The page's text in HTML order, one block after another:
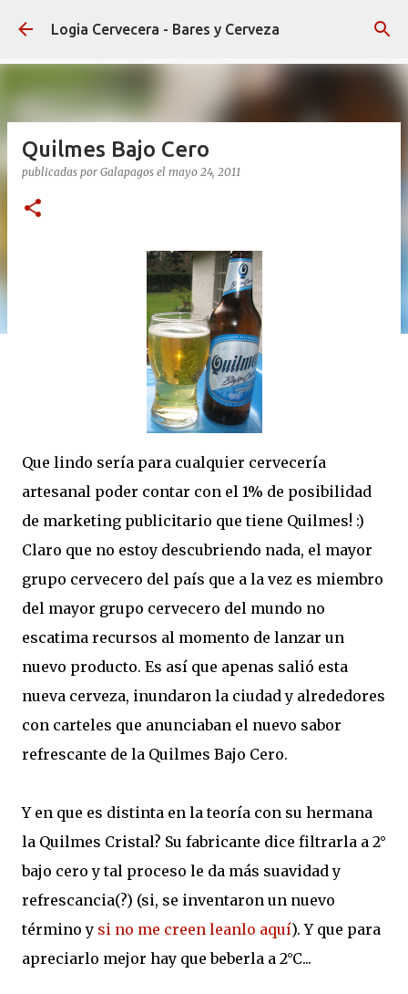
Ir al contenido principal
Logia Cervecera - Bares y Cerveza
Quilmes Bajo Cero
publicadas por Galapagos el mayo 24, 2011
Que lindo sería para cualquier cervecería
artesanal poder contar con el 1% de posibilidad
de marketing publicitario que tiene Quilmes! :)
Claro que no estoy descubriendo nada, el mayor
grupo cervecero del país que a la vez es miembro
del mayor grupo cervecero del mundo no
escatima recursos al momento de lanzar un
nuevo producto. Es así que apenas salió esta
nueva cerveza, inundaron la ciudad y alrededores
con carteles que anunciaban el nuevo sabor
refrescante de la Quilmes Bajo Cero.
Y en que es distinta en la teoría con su hermana
la Quilmes Cristal? Su fabricante dice filtrarla a 2°
bajo cero y tal proceso le da más suavidad y
refrescancia(?) (si, se inventaron un nuevo
término y si no me creen leanlo aquí). Y que para
apreciarlo mejor hay que beberla a 2°C...